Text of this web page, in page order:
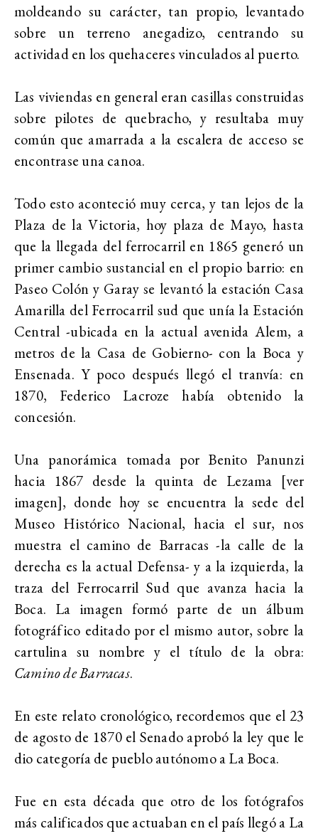
moldeando su carácter, tan propio, levantado
sobre un terreno anegadizo, centrando su
actividad en los quehaceres vinculados al puerto.
Las viviendas en general eran casillas construidas
sobre pilotes de quebracho, y resultaba muy
común que amarrada a la escalera de acceso se
encontrase una canoa.
Todo esto aconteció muy cerca, y tan lejos de la
Plaza de la Victoria, hoy plaza de Mayo, hasta
que la llegada del ferrocarril en 1865 generó un
primer cambio sustancial en el propio barrio: en
Paseo Colón y Garay se levantó la estación Casa
Amarilla del Ferrocarril sud que unía la Estación
Central -ubicada en la actual avenida Alem, a
metros de la Casa de Gobierno- con la Boca y
Ensenada. Y poco después llegó el tranvía: en
1870, Federico Lacroze había obtenido la
concesión.
Una panorámica tomada por Benito Panunzi
hacia 1867 desde la quinta de Lezama [ver
imagen], donde hoy se encuentra la sede del
Museo Histórico Nacional, hacia el sur, nos
muestra el camino de Barracas -la calle de la
derecha es la actual Defensa- y a la izquierda, la
traza del Ferrocarril Sud que avanza hacia la
Boca. La imagen formó parte de un álbum
fotográfico editado por el mismo autor, sobre la
cartulina su nombre y el título de la obra:
Camino de Barracas.
En este relato cronológico, recordemos que el 23
de agosto de 1870 el Senado aprobó la ley que le
dio categoría de pueblo autónomo a La Boca.
Fue en esta década que otro de los fotógrafos
más calificados que actuaban en el país llegó a La